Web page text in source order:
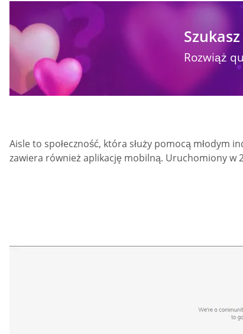
Rozwiąż
Aisle to społeczność, która służy pomocą młodym
zawiera również aplikację mobilną. Uruchomiony w